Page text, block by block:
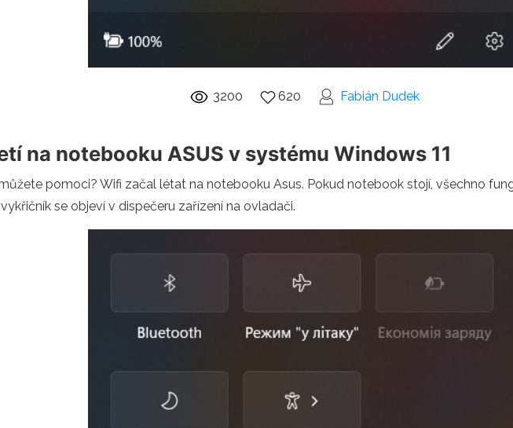
3200 620 Fabián Dudek
na notebooku ASUS v systému Windows 11
pomoci? Wifi začal létat na notebooku Asus. Pokud notebook stojí, všechno
se objeví v dispečeru zařízení na ovladači.